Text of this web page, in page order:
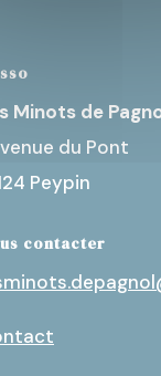
Minots de
du Pont
Peypin
contacter